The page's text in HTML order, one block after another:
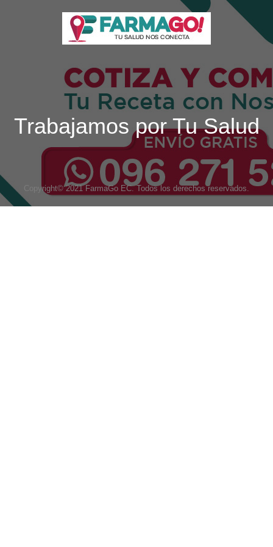
Trabajamos por Tu Salud
Copyright© 2021 FarmaGo EC. Todos los derechos reservados.